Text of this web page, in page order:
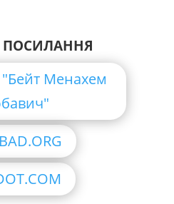
ПОСИЛАННЯ
Менахем